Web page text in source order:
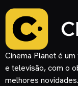
Cinema Planet é
e televisão, com o
melhores novidades.